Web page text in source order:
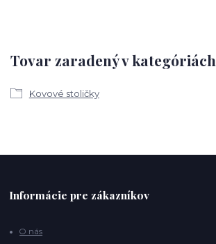
Tovar zaradený v kategóriách
Kovové stoličky
Informácie pre zákazníkov
O nás